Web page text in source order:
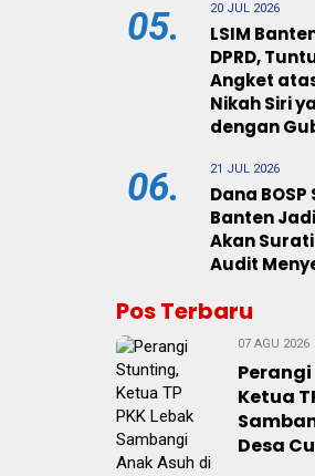
05. 20 JUL 2026
LSIM
DPRD,
Angket
Nikah Siri
dengan
06. 21 JUL 2026
Dana BOSP
Banten
Akan Surati
Audit
Pos Terbaru
07 AGU 2026
Ketua
Desa